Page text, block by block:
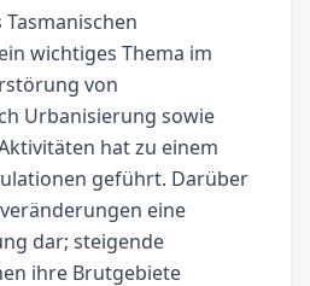
wichtiges Thema im
von
Urbanisierung sowie
hat zu einem
geführt. Darüber
eine
dar; steigende
ihre Brutgebiete